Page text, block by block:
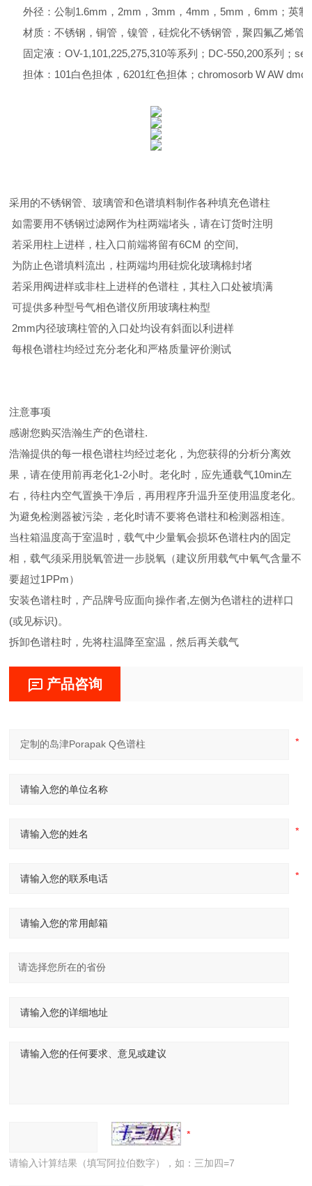
外径：公制1.6mm，2mm，3mm，4mm，5mm，6mm；英制
材质：不锈钢，铜管，镍管，硅烷化不锈钢管，聚四氟乙烯管
固定液：OV-1,101,225,275,310等系列；DC-550,200系列；
担体：101白色担体，6201红色担体；chromosorb W AW
采用的不锈钢管、玻璃管和色谱填料制作各种填充色谱柱
如需要用不锈钢过滤网作为柱两端堵头，请在订货时注明
若采用柱上进样，柱入口前端将留有6CM 的空间,
为防止色谱填料流出，柱两端均用硅烷化玻璃棉封堵
若采用阀进样或非柱上进样的色谱柱，其柱入口处被填满
可提供多种型号气相色谱仪所用玻璃柱构型
2mm内径玻璃柱管的入口处均设有斜面以利进样
每根色谱柱均经过充分老化和严格质量评价测试
注意事项
感谢您购买浩瀚生产的色谱柱.
浩瀚提供的每一根色谱柱均经过老化，为您获得的分析分离效
果，请在使用前再老化1-2小时。老化时，应先通载气10min左
右，待柱内空气置换干净后，再用程序升温升至使用温度老化。
为避免检测器被污染，老化时请不要将色谱柱和检测器相连。
当柱箱温度高于室温时，载气中少量氧会损坏色谱柱内的固定
相，载气须采用脱氧管进一步脱氧（建议所用载气中氧气含量不
要超过1PPm）
安装色谱柱时，产品牌号应面向操作者,左侧为色谱柱的进样口
(或见标识)。
拆卸色谱柱时，先将柱温降至室温，然后再关载气
产品咨询
请输入计算结果（填写阿拉伯数字），如：三加四=7